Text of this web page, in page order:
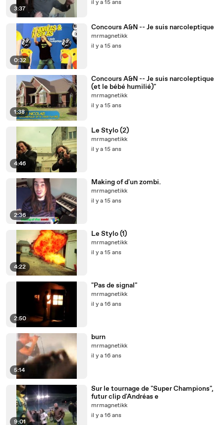
3:37
il y a 15 ans
0:32
Concours A&N -- Je suis narcoleptique
mrmagnetikk
il y a 15 ans
1:38
Concours A&N -- Je suis narcoleptique
(et le bébé humilié)"
mrmagnetikk
il y a 15 ans
4:46
Le Stylo (2)
mrmagnetikk
il y a 15 ans
2:36
Making of d'un zombi.
mrmagnetikk
il y a 15 ans
4:22
Le Stylo (1)
mrmagnetikk
il y a 15 ans
2:50
"Pas de signal"
mrmagnetikk
il y a 16 ans
5:14
burn
mrmagnetikk
il y a 16 ans
9:01
Sur le tournage de "Super Champions",
futur clip d'Andréas e
mrmagnetikk
il y a 16 ans